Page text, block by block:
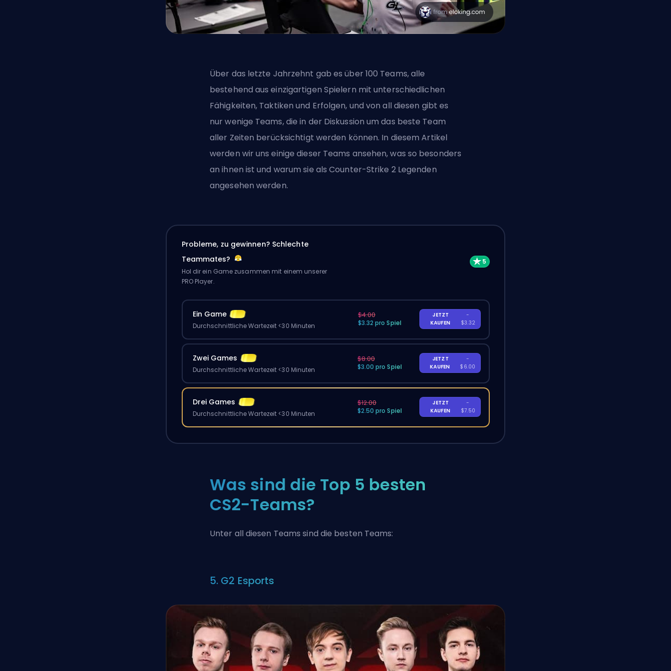
Über das letzte Jahrzehnt gab es über 100 Teams, alle
bestehend aus einzigartigen Spielern mit unterschiedlichen
Fähigkeiten, Taktiken und Erfolgen, und von all diesen gibt es
nur wenige Teams, die in der Diskussion um das beste Team
aller Zeiten berücksichtigt werden können. In diesem Artikel
werden wir uns einige dieser Teams ansehen, was so besonders
an ihnen ist und warum sie als Counter-Strike 2 Legenden
angesehen werden.
Probleme, zu gewinnen? Schlechte
Teammates?
Hol dir ein Game zusammen mit einem unserer
PRO Player.
Ein Game
Durchschnittliche Wartezeit <30 Minuten
$4.00
$3.32 pro Spiel
JETZT
KAUFEN
-
$3.32
Zwei Games
Durchschnittliche Wartezeit <30 Minuten
$8.00
$3.00 pro Spiel
JETZT
KAUFEN
-
$6.00
Drei Games
Durchschnittliche Wartezeit <30 Minuten
$12.00
$2.50 pro Spiel
JETZT
KAUFEN
-
$7.50
Was sind die Top 5 besten
CS2-Teams?
Unter all diesen Teams sind die besten Teams:
5. G2 Esports